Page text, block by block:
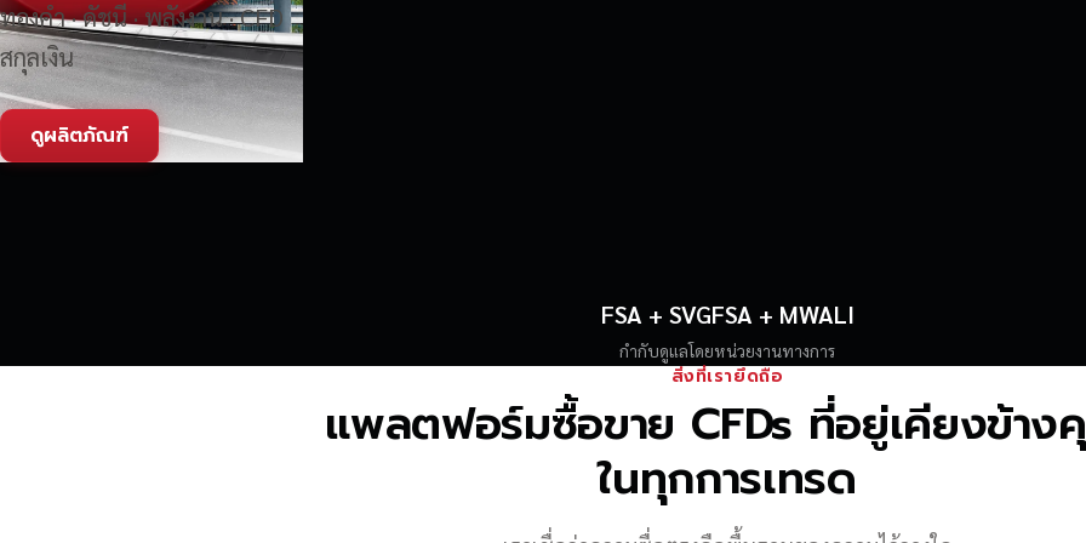
ทองคำ · ดัชนี · พลังงาน · CFD
สกุลเงิน
ดูผลิตภัณฑ์
FSA + SVGFSA + MWALI
กำกับดูแลโดยหน่วยงานทางการ
สิ่งที่เรายึดถือ
แพลตฟอร์มซื้อขาย CFDs ที่อยู่เคียงข้า
ในทุกการเทรด